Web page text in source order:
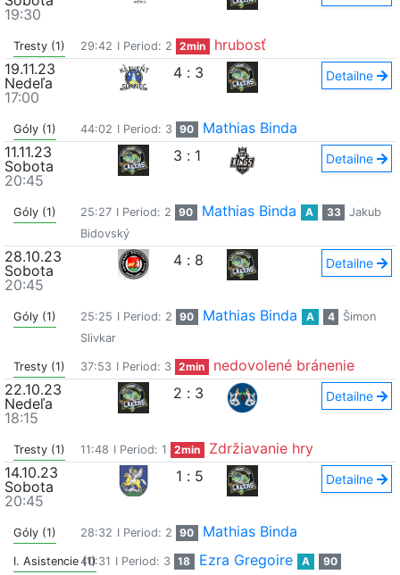
19:30
Tresty (1) 29:42 I Period: 2 2min
hrubosť
19.11.23
Nedeľa
17:00
4 : 3 Detailne
Góly (1) 44:02 I Period: 3 90
Mathias Binda
11.11.23
Sobota
20:45
3 : 1 Detailne
Góly (1) 25:27 I Period: 2 90 Mathias Binda A 33
Jakub
Bidovský
28.10.23
Sobota
20:45
4 : 8 Detailne
Góly (1) 25:25 I Period: 2 90 Mathias Binda A 4
Šimon
Slivkar
Tresty (1) 37:53 I Period: 3 2min
nedovolené bránenie
22.10.23
Nedeľa
18:15
2 : 3 Detailne
Tresty (1) 11:48 I Period: 1 2min
Zdržiavanie hry
14.10.23
Sobota
20:45
1 : 5 Detailne
Góly (1) 28:32 I Period: 2 90 Mathias Binda
I. Asistencie (1)40:31 I Period: 3 18 Ezra Gregoire A
90